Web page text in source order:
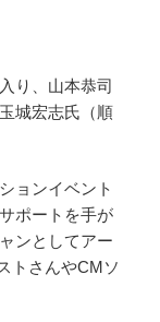
り、山本恭司
城宏志氏（順
ョンイベント
ポートを手が
ンとしてアー
トさんやCMソ